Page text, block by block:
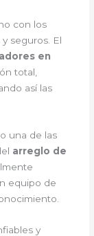
con los
seguros. El
en
total,
así las
una de las
arreglo de
equipo de
y